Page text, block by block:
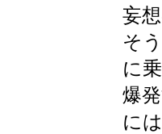
妄
そ
に
爆
に